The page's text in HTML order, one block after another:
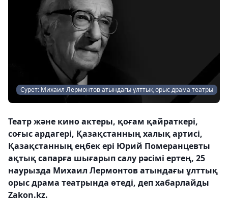
Сурет: Михаил Лермонтов атындағы ұлттық орыс драма театры
Театр және кино актеры, қоғам қайраткері,
соғыс ардагері, Қазақстанның халық артисі,
Қазақстанның еңбек ері Юрий Померанцевты
ақтық сапарға шығарып салу рәсімі ертең, 25
наурызда Михаил Лермонтов атындағы ұлттық
орыс драма театрында өтеді, деп хабарлайды
Zakon.kz.